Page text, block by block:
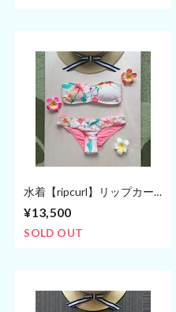
水着【ripcurl】リップカー
ニ
¥13,500
SOLD OUT